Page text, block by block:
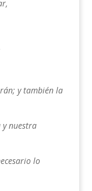
y también la
y nuestra
lo